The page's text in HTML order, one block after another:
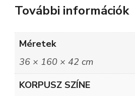
További információk
Méretek
36 × 160 × 42 cm
KORPUSZ SZÍNE